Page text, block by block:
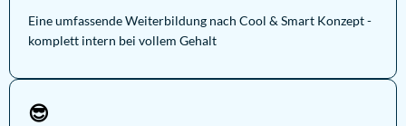
Eine umfassende Weiterbildung nach Cool & Smart Konzept -
komplett intern bei vollem Gehalt
😎